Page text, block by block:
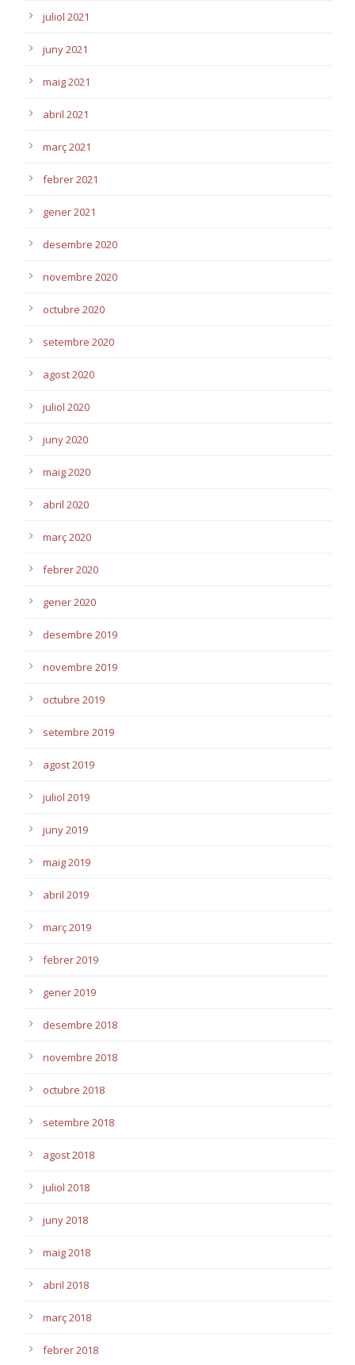
juliol 2021
juny 2021
maig 2021
abril 2021
març 2021
febrer 2021
gener 2021
desembre 2020
novembre 2020
octubre 2020
setembre 2020
agost 2020
juliol 2020
juny 2020
maig 2020
abril 2020
març 2020
febrer 2020
gener 2020
desembre 2019
novembre 2019
octubre 2019
setembre 2019
agost 2019
juliol 2019
juny 2019
maig 2019
abril 2019
març 2019
febrer 2019
gener 2019
desembre 2018
novembre 2018
octubre 2018
setembre 2018
agost 2018
juliol 2018
juny 2018
maig 2018
abril 2018
març 2018
febrer 2018